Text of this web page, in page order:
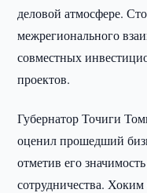
деловой атмосфере.
межрегионального
совместных
проектов.
Губернатор Точиги
оценил прошедший
отметив его
сотрудничества.